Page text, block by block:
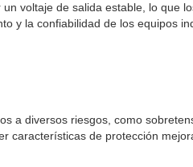
voltaje de salida estable, lo
y la confiabilidad de los equipos
a diversos riesgos, como
de protección